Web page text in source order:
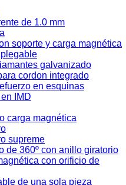
de 1.0 mm
soporte y carga magnética
galvanizado
cordon integrado
en esquinas
IMD
carga magnética
supreme
de 360º con anillo giratorio
con orificio de
de una sola pieza